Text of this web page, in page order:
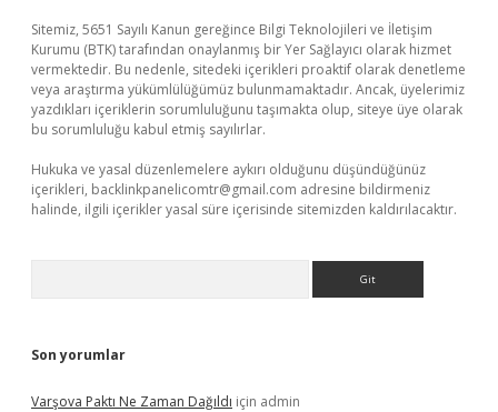
Sitemiz, 5651 Sayılı Kanun gereğince Bilgi Teknolojileri ve İletişim
Kurumu (BTK) tarafından onaylanmış bir Yer Sağlayıcı olarak hizmet
vermektedir. Bu nedenle, sitedeki içerikleri proaktif olarak denetleme
veya araştırma yükümlülüğümüz bulunmamaktadır. Ancak, üyelerimiz
yazdıkları içeriklerin sorumluluğunu taşımakta olup, siteye üye olarak
bu sorumluluğu kabul etmiş sayılırlar.
Hukuka ve yasal düzenlemelere aykırı olduğunu düşündüğünüz
içerikleri, backlinkpanelicomtr@gmail.com adresine bildirmeniz
halinde, ilgili içerikler yasal süre içerisinde sitemizden kaldırılacaktır.
Son yorumlar
Varşova Paktı Ne Zaman Dağıldı için admin